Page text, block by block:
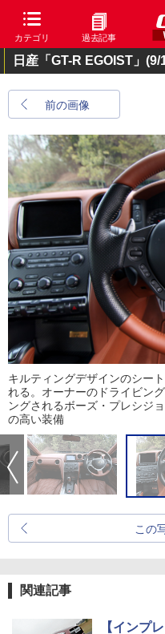
カテゴリ 過去記事
日産「GT-R EGOIST」 (9/
前の画像
キルティングデザインのシー
れる。オーナーのドライビン
ングされるボーズ・プレシジ
の高い装備
この
関連記事
【インプ